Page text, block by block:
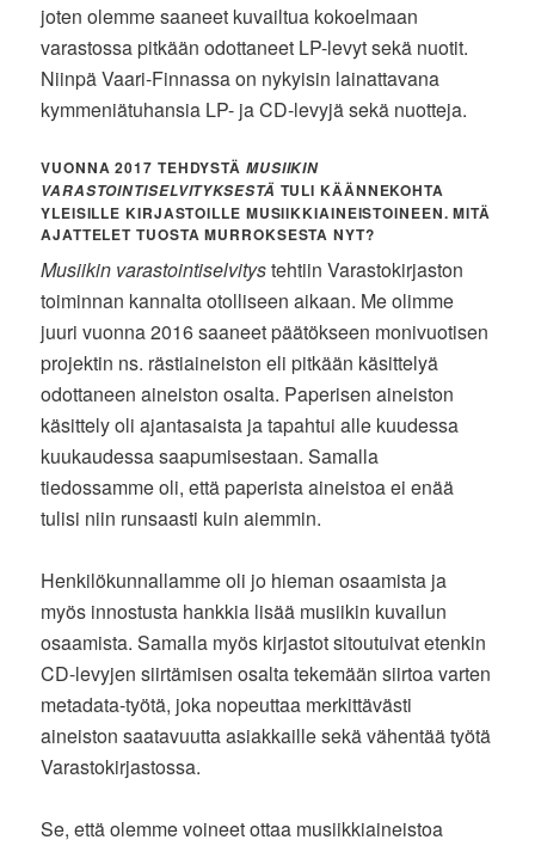
joten olemme saaneet kuvailtua kokoelmaan
varastossa pitkään odottaneet LP-levyt sekä nuotit.
Niinpä Vaari-Finnassa on nykyisin lainattavana
kymmeniätuhansia LP- ja CD-levyjä sekä nuotteja.
VUONNA 2017 TEHDYSTÄ MUSIIKIN
VARASTOINTISELVITYKSESTÄ TULI KÄÄNNEKOHTA
YLEISILLE KIRJASTOILLE MUSIIKKIAINEISTOINEEN. MITÄ
AJATTELET TUOSTA MURROKSESTA NYT?
Musiikin varastointiselvitystehtiin Varastokirjaston
toiminnan kannalta otolliseen aikaan. Me olimme
juuri vuonna 2016 saaneet päätökseen monivuotisen
projektin ns. rästiaineiston eli pitkään käsittelyä
odottaneen aineiston osalta. Paperisen aineiston
käsittely oli ajantasaista ja tapahtui alle kuudessa
kuukaudessa saapumisestaan. Samalla
tiedossamme oli, että paperista aineistoa ei enää
tulisi niin runsaasti kuin aiemmin.
Henkilökunnallamme oli jo hieman osaamista ja
myös innostusta hankkia lisää musiikin kuvailun
osaamista. Samalla myös kirjastot sitoutuivat etenkin
CD-levyjen siirtämisen osalta tekemään siirtoa varten
metadata-työtä, joka nopeuttaa merkittävästi
aineiston saatavuutta asiakkaille sekä vähentää työtä
Varastokirjastossa.
Se, että olemme voineet ottaa musiikkiaineistoa